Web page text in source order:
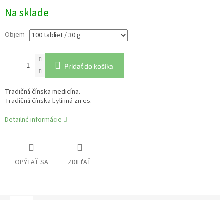
cena:
Na sklade
Objem
Pridať do košíka
Tradičná čínska medicína.
Tradičná čínska bylinná zmes.
Detailné informácie
OPÝTAŤ SA ZDIEĽAŤ